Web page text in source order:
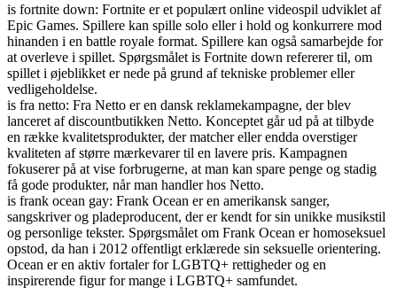
is fortnite down: Fortnite er et populært online videospil udviklet af
Epic Games. Spillere kan spille solo eller i hold og konkurrere mod
hinanden i en battle royale format. Spillere kan også samarbejde for
at overleve i spillet. Spørgsmålet is Fortnite down refererer til, om
spillet i øjeblikket er nede på grund af tekniske problemer eller
vedligeholdelse.
is fra netto: Fra Netto er en dansk reklamekampagne, der blev
lanceret af discountbutikken Netto. Konceptet går ud på at tilbyde
en række kvalitetsprodukter, der matcher eller endda overstiger
kvaliteten af større mærkevarer til en lavere pris. Kampagnen
fokuserer på at vise forbrugerne, at man kan spare penge og stadig
få gode produkter, når man handler hos Netto.
is frank ocean gay: Frank Ocean er en amerikansk sanger,
sangskriver og pladeproducent, der er kendt for sin unikke musikstil
og personlige tekster. Spørgsmålet om Frank Ocean er homoseksuel
opstod, da han i 2012 offentligt erklærede sin seksuelle orientering.
Ocean er en aktiv fortaler for LGBTQ+ rettigheder og en
inspirerende figur for mange i LGBTQ+ samfundet.